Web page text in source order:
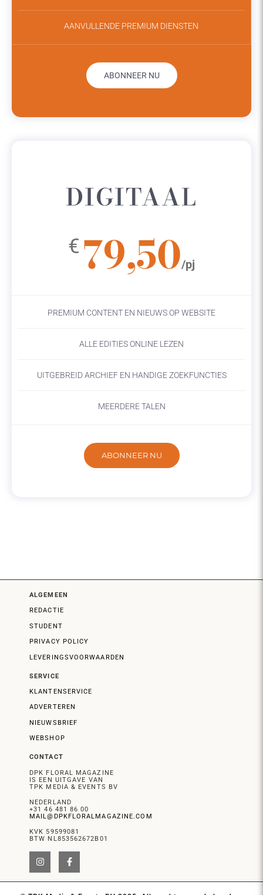
AANVULLENDE PREMIUM DIENSTEN
ABONNEER NU
DIGITAAL
€ 79,50/pj
PREMIUM CONTENT EN NIEUWS OP WEBSITE
ALLE EDITIES ONLINE LEZEN
UITGEBREID ARCHIEF EN HANDIGE ZOEKFUNCTIES
MEERDERE TALEN
ABONNEER NU
ALGEMEEN
REDACTIE
STUDENT
PRIVACY POLICY
LEVERINGSVOORWAARDEN
SERVICE
KLANTENSERVICE
ADVERTEREN
NIEUWSBRIEF
WEBSHOP
CONTACT
DPK FLORAL MAGAZINE
IS EEN UITGAVE VAN
TPK MEDIA & EVENTS BV
NEDERLAND
+31 46 481 86 00
MAIL@DPKFLORALMAGAZINE.COM
KVK 59599081
BTW NL853562672B01